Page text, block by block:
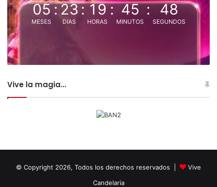
05
MESES
:23
DIAS
:19
HORAS
: 45
MINUTOS
: 48
SEGUNDOS
Vive la magia...
© Copyright 2026, Todos los derechos reservados |
Vive
Candelaria